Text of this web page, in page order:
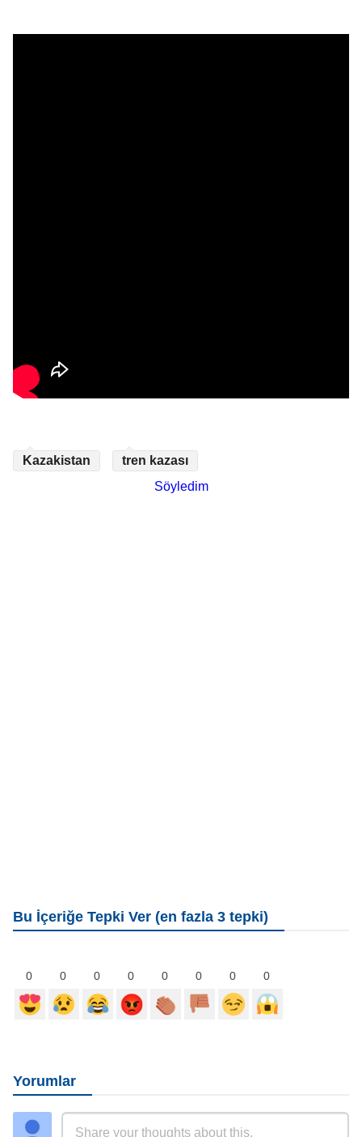
Kazakistan
tren kazası
Söyledim
Bu İçeriğe Tepki Ver (en fazla 3 tepki)
0 0 0 0 0 0 0 0
Yorumlar